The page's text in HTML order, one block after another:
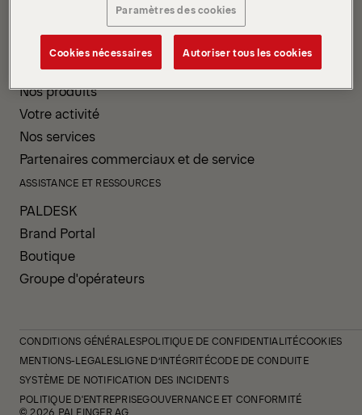
Investisseurs
Nos produits
Votre activité
Nos services
Partenaires commerciaux et de service
ASSISTANCE ET RESSOURCES
PALDESK
Brand Portal
Boutique
Groupe d'opérateurs
CONDITIONS GÉNÉRALESPOLITIQUE DE CONFIDENTIALITÉCOOKIES
MENTIONS-LEGALESLIGNE D’INTÉGRITÉCODE DE CONDUITE
SYSTÈME DE NOTIFICATION DES INCIDENTS
POLITIQUE D'ENTREPRISEGOUVERNANCE ET CONFORMITÉ
© 2026 PALFINGER AG
Paramètres des cookies
Cookies nécessaires Autoriser tous les cookies